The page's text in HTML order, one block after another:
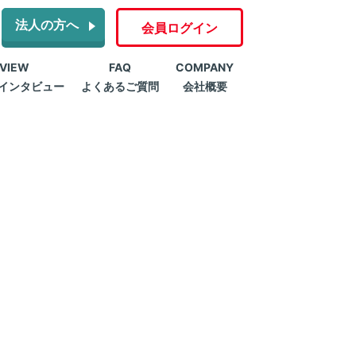
法人の方へ 会員ログイン
ンタビュー
FAQ
よくあるご質問
COMPANY
会社概要